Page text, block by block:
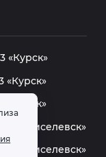
«Курск»
«Курск»
«Курск»
«Киселевск»
«Киселевск»